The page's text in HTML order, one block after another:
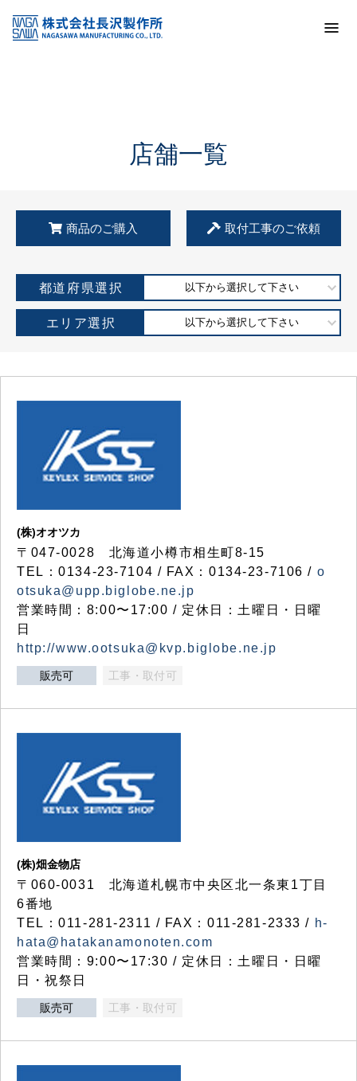
KSS加盟店・取扱店情報
店舗一覧
店舗一覧
商品のご購入 取付工事のご依頼
都道府県選択 以下から選択して下さい
エリア選択 以下から選択して下さい
(株)オオツカ
〒047-0028 北海道小樽市相生町8-15
TEL：0134-23-7104 / FAX：0134-23-7106 / o
otsuka@upp.biglobe.ne.jp
営業時間：8:00〜17:00 / 定休日：土曜日・日曜
日
http://www.ootsuka@kvp.biglobe.ne.jp
販売可 工事・取付可
(株)畑金物店
〒060-0031 北海道札幌市中央区北一条東1丁目
6番地
TEL：011-281-2311 / FAX：011-281-2333 / h-
hata@hatakanamonoten.com
営業時間：9:00〜17:30 / 定休日：土曜日・日曜
日・祝祭日
販売可 工事・取付可